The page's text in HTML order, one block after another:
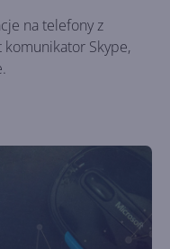
na telefony z
Skype,